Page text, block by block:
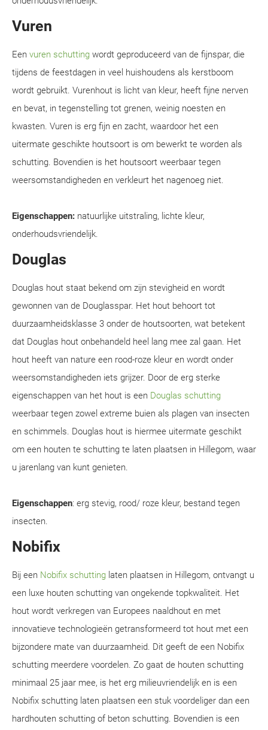
Vuren
Een vuren schutting wordt geproduceerd van de fijnspar, die
tijdens de feestdagen in veel huishoudens als kerstboom
wordt gebruikt. Vurenhout is licht van kleur, heeft fijne nerven
en bevat, in tegenstelling tot grenen, weinig noesten en
kwasten. Vuren is erg fijn en zacht, waardoor het een
uitermate geschikte houtsoort is om bewerkt te worden als
schutting. Bovendien is het houtsoort weerbaar tegen
weersomstandigheden en verkleurt het nagenoeg niet.
Eigenschappen: natuurlijke uitstraling, lichte kleur,
onderhoudsvriendelijk.
Douglas
Douglas hout staat bekend om zijn stevigheid en wordt
gewonnen van de Douglasspar. Het hout behoort tot
duurzaamheidsklasse 3 onder de houtsoorten, wat betekent
dat Douglas hout onbehandeld heel lang mee zal gaan. Het
hout heeft van nature een rood-roze kleur en wordt onder
weersomstandigheden iets grijzer. Door de erg sterke
eigenschappen van het hout is een Douglas schutting
weerbaar tegen zowel extreme buien als plagen van insecten
en schimmels. Douglas hout is hiermee uitermate geschikt
om een houten te schutting te laten plaatsen in Hillegom, waar
u jarenlang van kunt genieten.
Eigenschappen: erg stevig, rood/ roze kleur, bestand tegen
insecten.
Nobifix
Bij een Nobifix schutting laten plaatsen in Hillegom, ontvangt u
een luxe houten schutting van ongekende topkwaliteit. Het
hout wordt verkregen van Europees naaldhout en met
innovatieve technologieën getransformeerd tot hout met een
bijzondere mate van duurzaamheid. Dit geeft de een Nobifix
schutting meerdere voordelen. Zo gaat de houten schutting
minimaal 25 jaar mee, is het erg milieuvriendelijk en is een
Nobifix schutting laten plaatsen een stuk voordeliger dan een
hardhouten schutting of beton schutting. Bovendien is een